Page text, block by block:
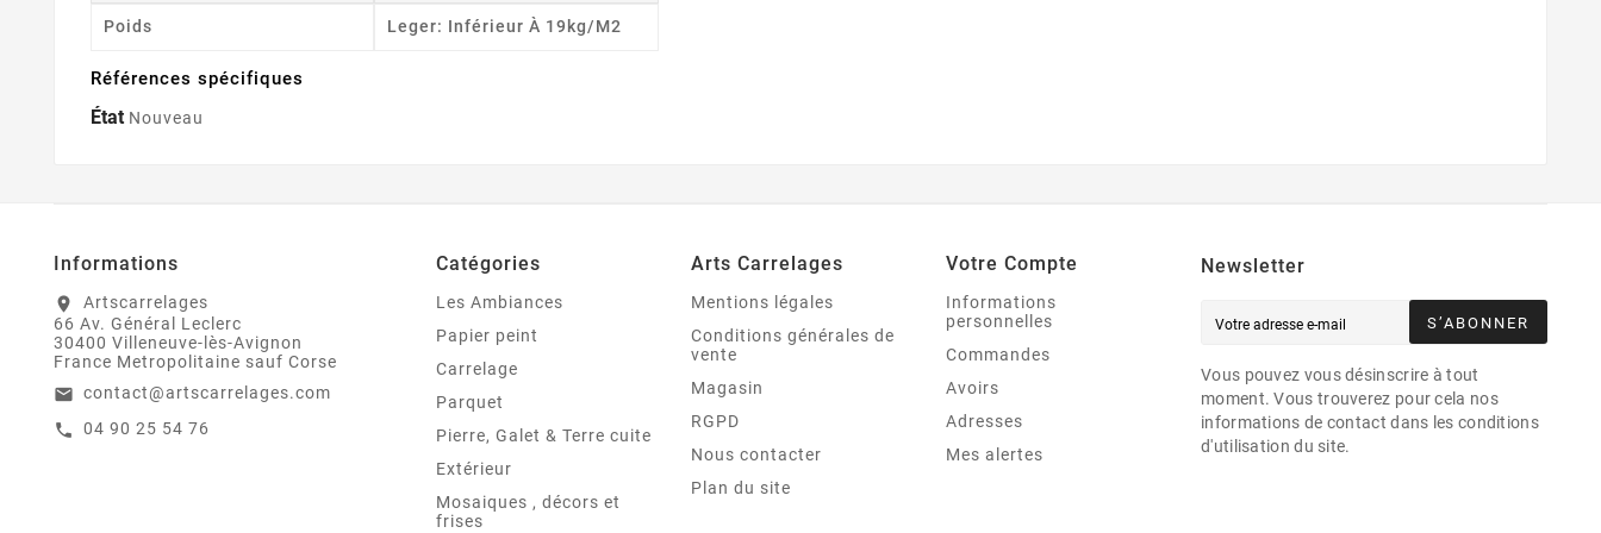
Poids Leger: Inférieur À 19kg/m2
Références spécifiques
État Nouveau
Informations
location_on
Artscarrelages
66 Av. Général Leclerc
30400 Villeneuve-lès-Avignon
France Metropolitaine sauf Corse
email contact@artscarrelages.com
call 04 90 25 54 76
Catégories
Les Ambiances
Papier peint
Carrelage
Parquet
Pierre, Galet & Terre cuite
Extérieur
Mosaiques , décors et
frises
Arts Carrelages
Mentions légales
Conditions générales de
vente
Magasin
RGPD
Nous contacter
Plan du site
Votre Compte
Informations
personnelles
Commandes
Avoirs
Adresses
Mes alertes
Newsletter
S’ABONNER
Vous pouvez vous désinscrire à tout
moment. Vous trouverez pour cela nos
informations de contact dans les conditions
d'utilisation du site.